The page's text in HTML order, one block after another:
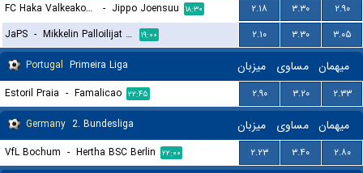
FC Haka Valkeakoski - Jippo Joensuu ۱۸:۳۰ ۲.۱۸ ۳.۳۰
۲.۹۰
JaPS - Mikkelin Palloilijat MP ۱۹:۰۰ ۲.۱۰ ۳.۳۰
۳.۰۵
Portugal Primeira Liga میزبان مساوی میهمان
Estoril Praia - Famalicao ۲۲:۴۵ ۲.۹۰ ۳.۲۰
۲.۳۳
Germany 2. Bundesliga میزبان مساوی میهمان
VfL Bochum - Hertha BSC Berlin ۲۲:۰۰ ۲.۲۳ ۳.۴۰
۲.۸۰